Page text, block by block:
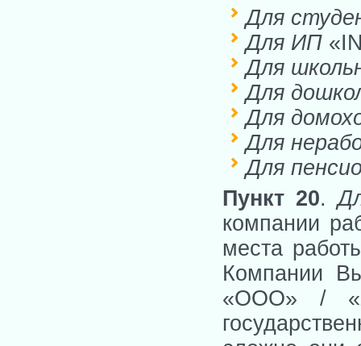
Для
Для ИП
Для
Для
Для
Для
Для
Пункт 20.
компании
места
Компании
«OOO» /